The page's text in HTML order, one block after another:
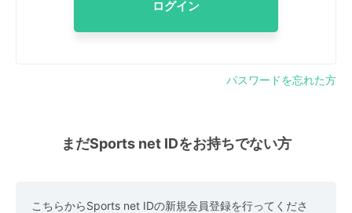
ログイン
パスワードを忘れた方
まだSports net IDをお持ちでない方
こちらからSports net IDの新規会員登録を行ってくださ